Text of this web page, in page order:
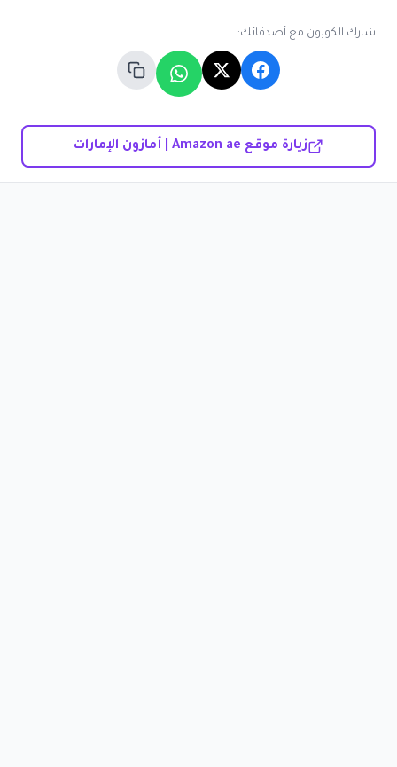
شارك الكوبون مع أصدقائك:
زيارة موقع Amazon ae | أمازون الإمارات